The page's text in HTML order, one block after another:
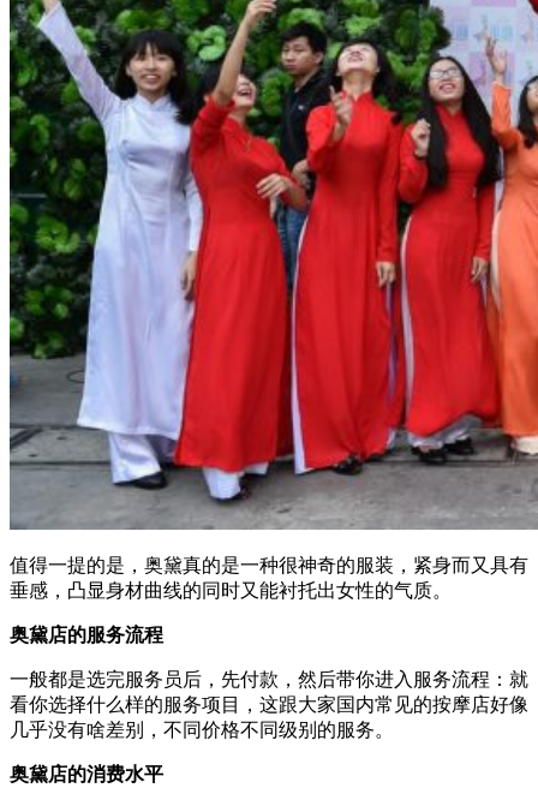
值得一提的是，奥黛真的是一种很神奇的服装，紧身而又具有
垂感，凸显身材曲线的同时又能衬托出女性的气质。
奥黛店的服务流程
一般都是选完服务员后，先付款，然后带你进入服务流程：就
看你选择什么样的服务项目，这跟大家国内常见的按摩店好像
几乎没有啥差别，不同价格不同级别的服务。
奥黛店的消费水平